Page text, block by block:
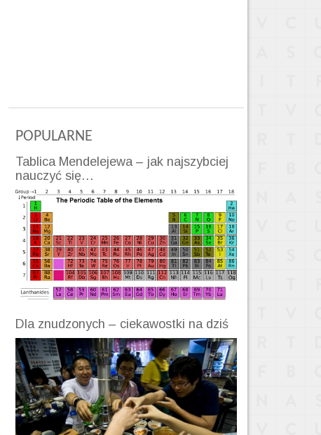
POPULARNE
Tablica Mendelejewa – jak najszybciej
nauczyć się…
Dla znudzonych – ciekawostki na dziś